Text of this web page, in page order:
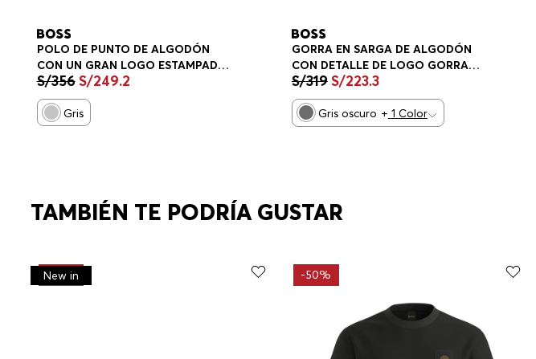
POLO DE PUNTO DE ALGODÓN
CON UN GRAN LOGO ESTAMPADO
POLOS REGULAR FIT HOMBRE
S/356 S/249.2
Gris
GORRA EN SARGA DE ALGODÓN
CON DETALLE DE LOGO GORRA
HOMBRE
S/319S/223.3
Gris oscuro + 1 Color
TAMBIÉN TE PODRÍA GUSTAR
-30%
New in -50%